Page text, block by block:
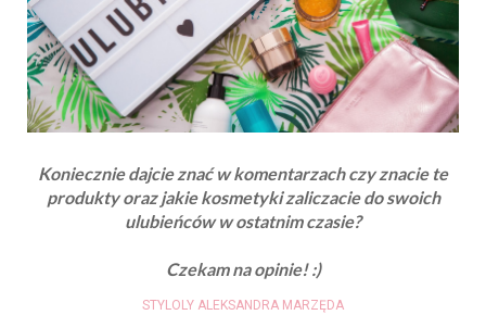
Koniecznie dajcie znać w komentarzach czy znacie te
produkty oraz jakie kosmetyki zaliczacie do swoich
ulubieńców w ostatnim czasie?
Czekam na opinie! :)
STYLOLY ALEKSANDRA MARZĘDA